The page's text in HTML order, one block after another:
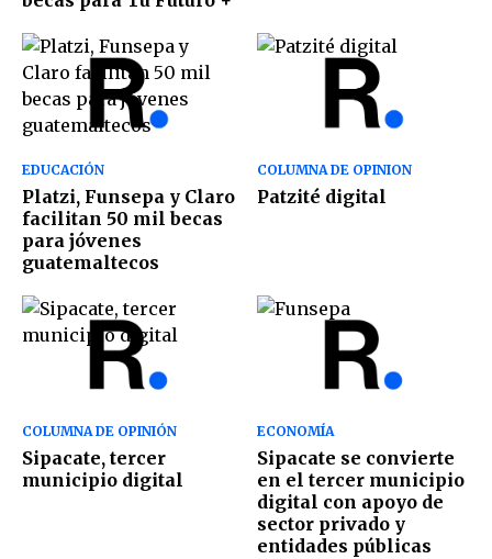
EDUCACIÓN
Platzi, Funsepa y Claro
facilitan 50 mil becas
para jóvenes
guatemaltecos
COLUMNA DE OPINION
Patzité digital
COLUMNA DE OPINIÓN
Sipacate, tercer
municipio digital
ECONOMÍA
Sipacate se convierte
en el tercer municipio
digital con apoyo de
sector privado y
entidades públicas